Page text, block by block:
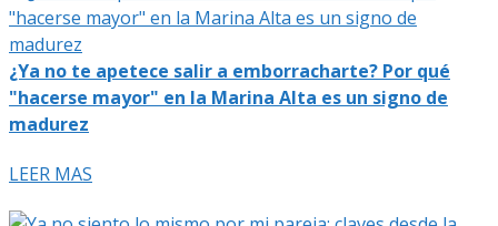
¿Ya no te apetece salir a emborracharte? Por qué
"hacerse mayor" en la Marina Alta es un signo de
madurez
LEER MAS